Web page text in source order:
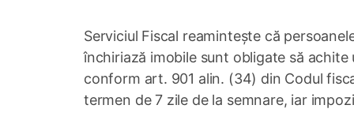
Serviciul Fiscal reamintește că
închiriază imobile sunt obligate să
conform art. 901 alin. (34) din Codul
termen de 7 zile de la semnare, iar